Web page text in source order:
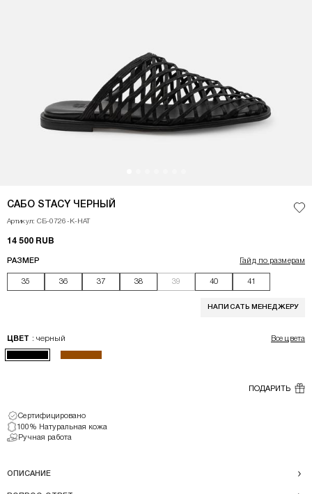
САБО STACY ЧЕРНЫЙ
<p>Эти сабо - про летнюю лёгкость и тактильное удовольствие.
Артикул: СБ-0726-К-НАТ
14 500 RUB
РАЗМЕР Гайд по размерам
35 36 37 38 39 40 41
НАПИСАТЬ МЕНЕДЖЕРУ
ЦВЕТ : черный Все цвета
ПОДАРИТЬ
Сертифицировано
100% Натуральная кожа
Ручная работа
ОПИСАНИЕ